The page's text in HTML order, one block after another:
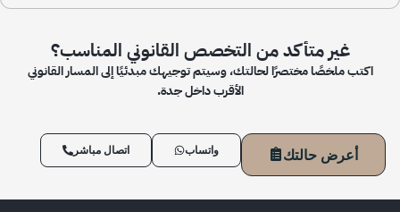
غير متأكد من التخصص القانوني المناسب؟
اكتب ملخصًا مختصرًا لحالتك، وسيتم توجيهك مبدئيًا إلى المسار القانوني
الأقرب داخل جدة.
أعرض حالتك واتساب اتصال مباشر